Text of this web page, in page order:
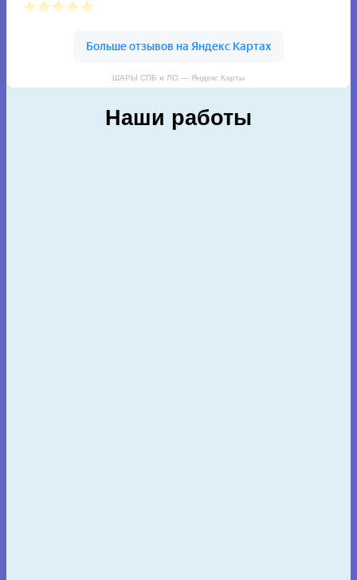
ШАРЫ СПБ и ЛО — Яндекс Карты
Наши работы